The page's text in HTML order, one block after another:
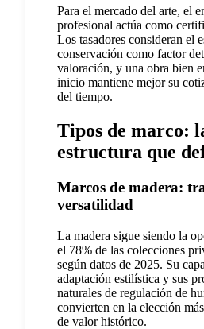
Para el mercado del arte, el
profesional actúa como
Los tasadores consideran el
conservación como factor
valoración, y una obra bien
inicio mantiene mejor su
del tiempo.
Tipos de marco:
estructura que
Marcos de madera:
versatilidad
La madera sigue siendo la
el 78% de las colecciones
según datos de 2025. Su
adaptación estilística y sus
naturales de regulación de
convierten en la elección
de valor histórico.